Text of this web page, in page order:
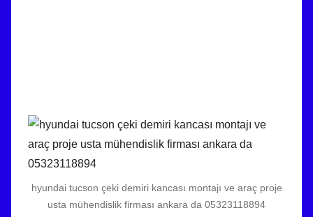
hyundai tucson çeki demiri kancası montajı ve araç proje
usta mühendislik firması ankara da 05323118894